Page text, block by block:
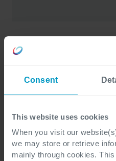
Consent
This website uses cookies
When you visit our
we may store or retrieve
mainly through cookies.
Bedrijfsnaam*
Industrie*
Jouw vraag of bericht